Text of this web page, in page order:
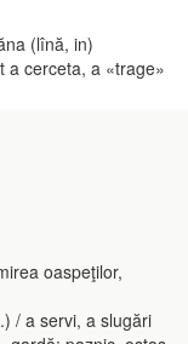
(lînă, in)
a cerceta, a «trage»
oaspeţilor,
/ a servi, a slugări